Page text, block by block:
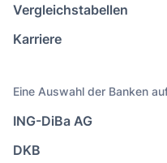
Vergleichstabellen
Karriere
Eine Auswahl der Banken
ING-DiBa AG
DKB